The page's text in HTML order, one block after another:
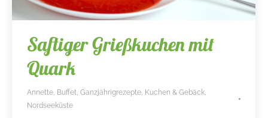
Saftiger Grießkuchen mit
Quark
Annette Buffet Ganzjährigrezepte Kuchen & Gebäck
Nordseeküste